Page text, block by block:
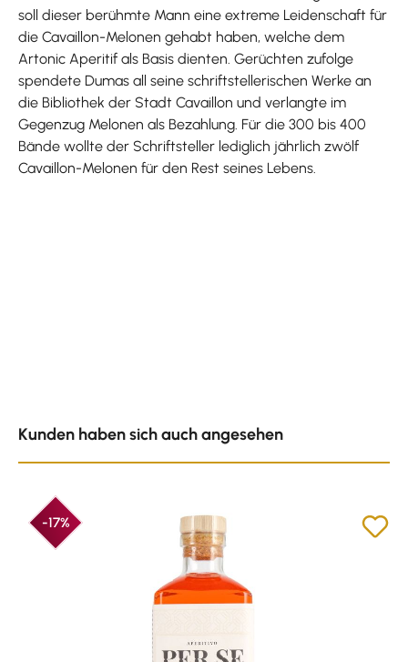
soll dieser berühmte Mann eine extreme Leidenschaft für
die Cavaillon-Melonen gehabt haben, welche dem
Artonic Aperitif als Basis dienten. Gerüchten zufolge
spendete Dumas all seine schriftstellerischen Werke an
die Bibliothek der Stadt Cavaillon und verlangte im
Gegenzug Melonen als Bezahlung. Für die 300 bis 400
Bände wollte der Schriftsteller lediglich jährlich zwölf
Cavaillon-Melonen für den Rest seines Lebens.
Kunden haben sich auch angesehen
-17%